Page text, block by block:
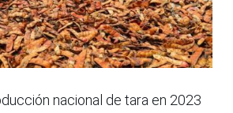
nacional de tara en 2023